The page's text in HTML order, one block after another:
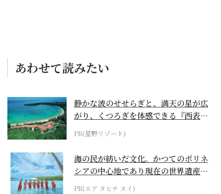
あわせて読みたい
静かな波のせせらぎと、満天の星が広
がり、くつろぎを体感できる『西表島
ホテル by...
PR(星野リゾート)
海の民が紡いだ文化。かつてのポリネ
シアの中心地であり現在の世界遺産か
らみえてくる...
PR(エア タヒチ ヌイ)